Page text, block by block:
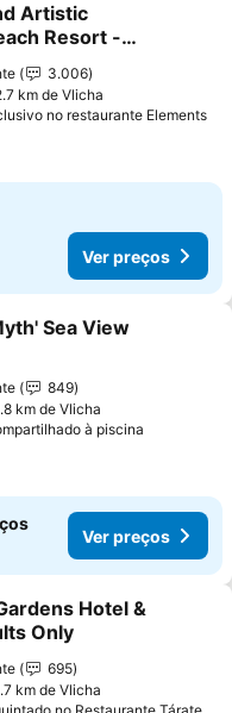
aos favoritos
Artistic
Resort -
3.006
km de Vlicha
no restaurante Elements
Ver preços
aos favoritos
Sea View
849
km de Vlicha
à piscina
Ver preços
aos favoritos
Hotel &
Only
695
km de Vlicha